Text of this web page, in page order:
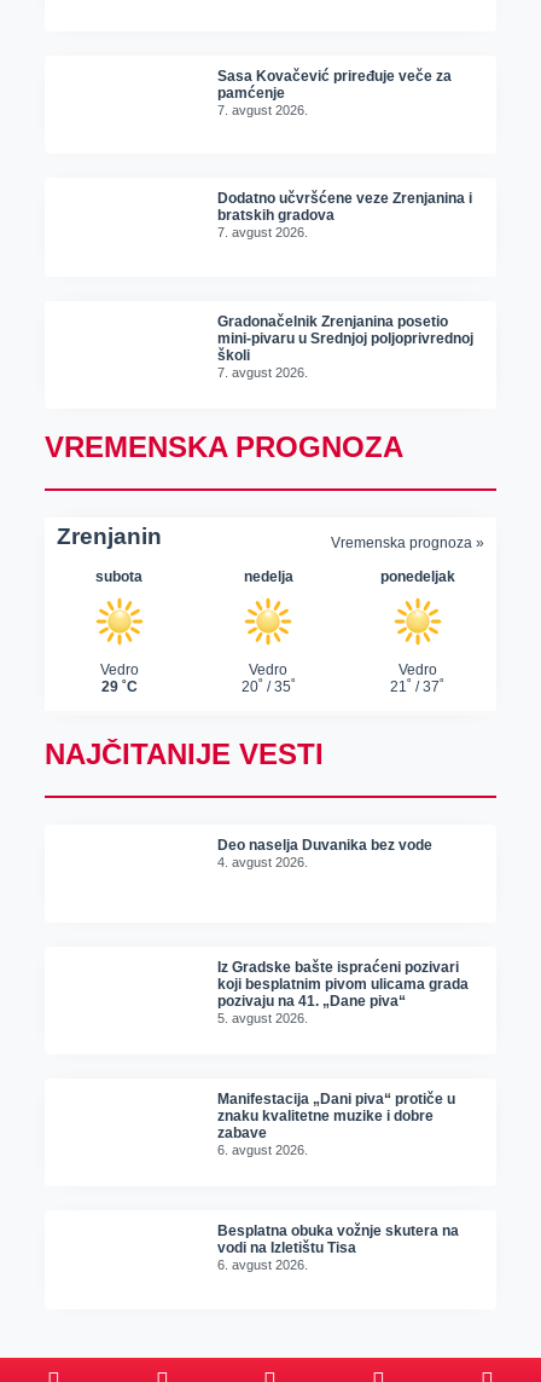
Sasa Kovačević priređuje veče za
pamćenje
7. avgust 2026.
Dodatno učvršćene veze Zrenjanina i
bratskih gradova
7. avgust 2026.
Gradonačelnik Zrenjanina posetio
mini-pivaru u Srednjoj poljoprivrednoj
školi
7. avgust 2026.
VREMENSKA PROGNOZA
NAJČITANIJE VESTI
Deo naselja Duvanika bez vode
4. avgust 2026.
Iz Gradske bašte ispraćeni pozivari
koji besplatnim pivom ulicama grada
pozivaju na 41. „Dane piva“
5. avgust 2026.
Manifestacija „Dani piva“ protiče u
znaku kvalitetne muzike i dobre
zabave
6. avgust 2026.
Besplatna obuka vožnje skutera na
vodi na Izletištu Tisa
6. avgust 2026.